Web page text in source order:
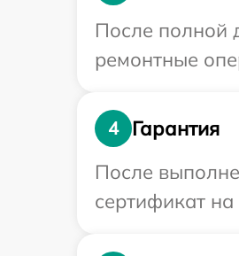
После полной
ремонтные
4
Гарантия
После
сертификат